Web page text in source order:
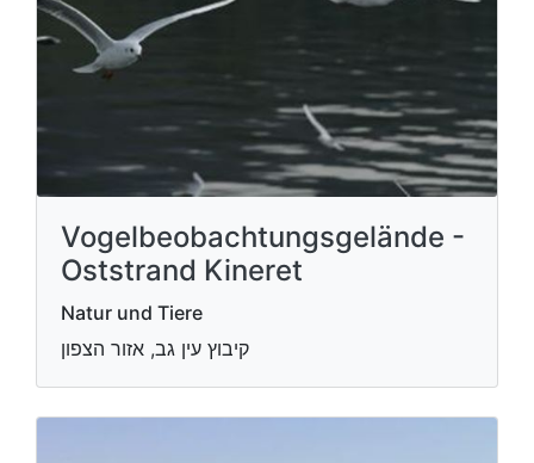
Vogelbeobachtungsgelände -
Oststrand Kineret
Natur und Tiere
קיבוץ עין גב, אזור הצפון